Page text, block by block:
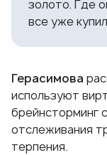
золото. Где
все уже
Герасимова
используют
брейнсторминг
отслеживания
терпения.